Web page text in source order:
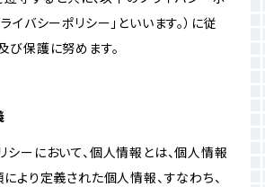
イバシーポリシー」といいます。）に従
び保護に努めます。
シーにおいて、個人情報とは、個人情報
より定義された個人情報、すなわち、